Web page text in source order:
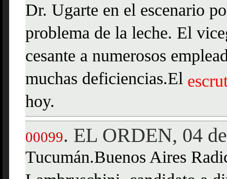
Dr. Ugarte en el escenario
problema de la leche. El
cesante a numerosos
muchas deficiencias.El
hoy.
00099. EL ORDEN, 04
Tucumán.Buenos Aires